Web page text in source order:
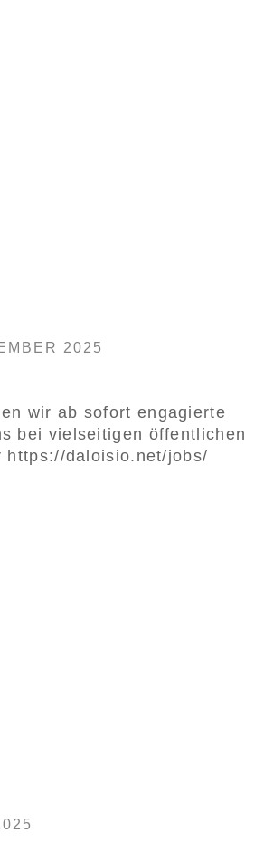
2025
wir ab sofort engagierte
bei vielseitigen öffentlichen
https://daloisio.net/jobs/